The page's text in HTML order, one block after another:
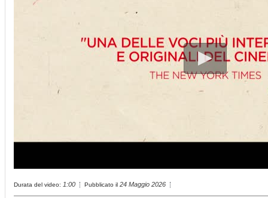
Durata del video: 1:00 Pubblicato il 24 Maggio 2026